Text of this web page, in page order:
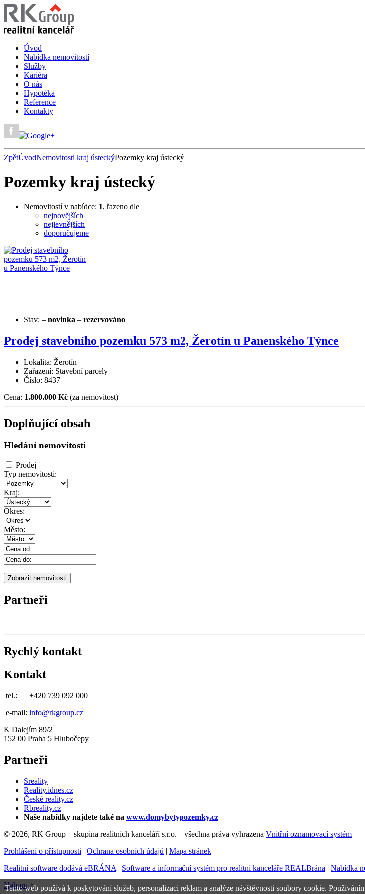
Úvod
Nabídka nemovitostí
Služby
Kariéra
O nás
Hypotéka
Reference
Kontakty
ZpětÚvodNemovitosti kraj ústeckýPozemky kraj ústecký
Pozemky kraj ústecký
Nemovitostí v nabídce: 1, řazeno dle
nejnovějších
nejlevnějších
doporučujeme
Stav: – novinka – rezervováno
Prodej stavebního pozemku 573 m2, Žerotín u Panenského Týnce
Lokalita: Žerotín
Zařazení: Stavební parcely
Číslo: 8437
Cena: 1.800.000 Kč (za nemovitost)
Doplňující obsah
Hledání nemovitosti
Prodej
Typ nemovitosti:
Kraj:
Okres:
Město:
Partneři
Rychlý kontakt
Kontakt
tel.: +420 739 092 000
e-mail: info@rkgroup.cz
K Dalejím 89/2
152 00 Praha 5 Hlubočepy
Partneři
Sreality
Reality.idnes.cz
České reality.cz
Rbreality.cz
Naše nabídky najdete také na www.domybytypozemky.cz
© 2026, RK Group – skupina realitních kanceláří s.r.o. – všechna práva vyhrazena Vnitřní oznamovací systém
Prohlášení o přístupnosti | Ochrana osobních údajů | Mapa stránek
Realitní software dodává eBRÁNA | Software a informační systém pro realitní kanceláře REALBrána | Nabídka
Nahoru ↑
Tento web používá k poskytování služeb, personalizaci reklam a analýze návštěvnosti soubory cookie.